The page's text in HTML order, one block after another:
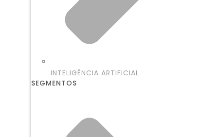
INTELIGÊNCIA ARTIFICIAL
SEGMENTOS